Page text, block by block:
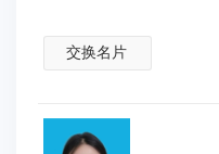
交换名片